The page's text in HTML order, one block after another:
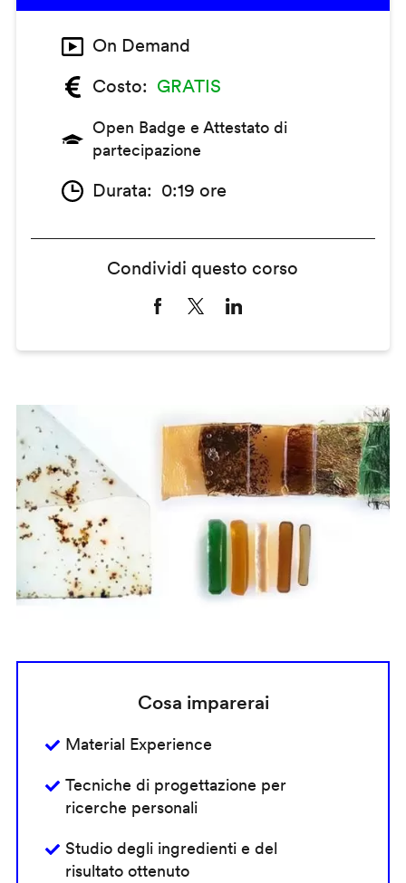
On Demand
Costo
GRATIS
Open Badge e Attestato di
partecipazione
Durata 0:19 ore
Condividi questo corso
Cosa imparerai
Material Experience
Tecniche di progettazione per
ricerche personali
Studio degli ingredienti e del
risultato ottenuto